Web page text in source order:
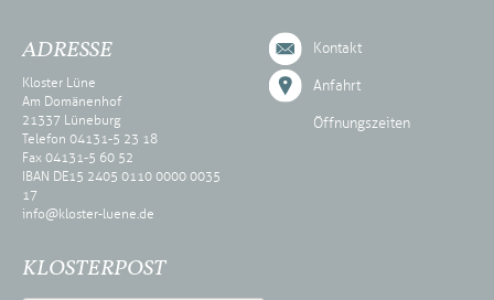
ADRESSE
Kloster Lüne
Am Domänenhof
21337 Lüneburg
Telefon 04131-5 23 18
Fax 04131-5 60 52
IBAN DE15 2405 0110 0000 0035
17
info@kloster-luene.de
Kontakt
Anfahrt
Öffnungszeiten
KLOSTERPOST